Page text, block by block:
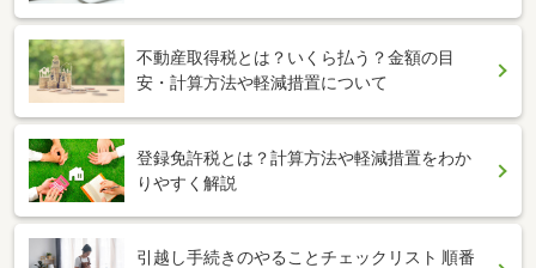
不動産取得税とは？いくら払う？金額の目
安・計算方法や軽減措置について
登録免許税とは？計算方法や軽減措置をわか
りやすく解説
引越し手続きのやることチェックリスト 順番